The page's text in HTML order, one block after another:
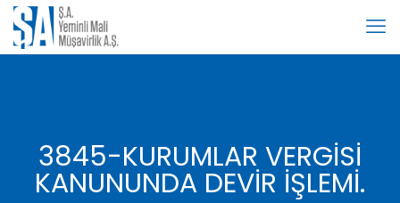
3845-KURUMLAR VERGİSİ
KANUNUNDA DEVİR İŞLEMİ.